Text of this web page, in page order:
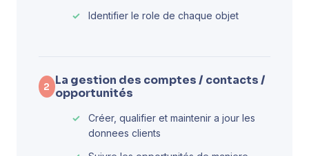
Identifier le role de chaque objet
2 La gestion des comptes / contacts /
opportunités
Créer, qualifier et maintenir a jour les
donnees clients